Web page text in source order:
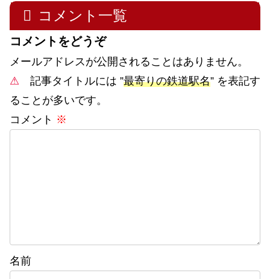
コメント一覧
コメントをどうぞ
メールアドレスが公開されることはありません。
⚠ 記事タイトルには ”最寄りの鉄道駅名” を表記す
ることが多いです。
コメント ※
名前